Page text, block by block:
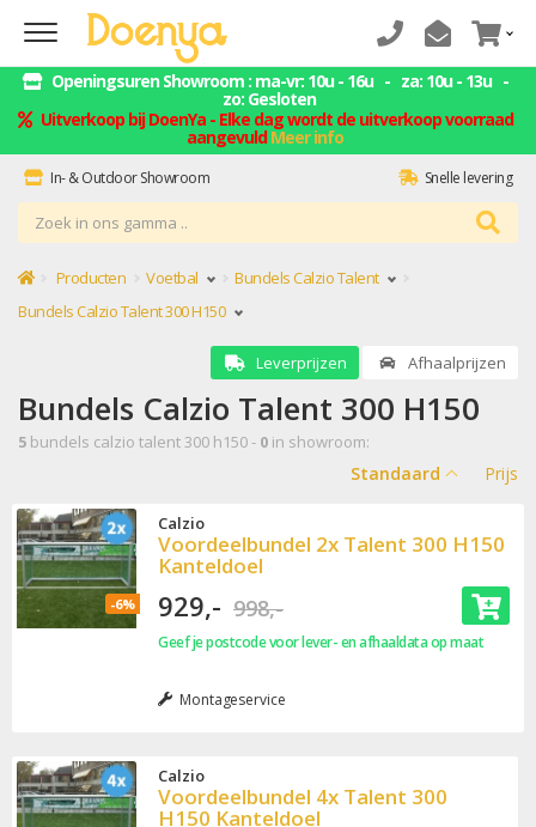
Openingsuren Showroom : ma-vr: 10u - 16u - za: 10u - 13u -
zo: Gesloten
Uitverkoop bij DoenYa - Elke dag wordt de uitverkoop voorraad
aangevuldMeer info
In- & Outdoor Showroom
Snelle levering
Montage service
Producten Voetbal
Bundels Calzio Talent
Bundels Calzio Talent 300 H150
Leverprijzen Afhaalprijzen
Bundels Calzio Talent 300 H150
5 bundels calzio talent 300 h150 - 0 in showroom:
Standaard Prijs
-6%
Calzio
Voordeelbundel 2x Talent 300 H150
Kanteldoel
929,- 998,-
Geef je postcode voor lever- en afhaaldata op maat
Montageservice
Calzio
Voordeelbundel 4x Talent 300
H150 Kanteldoel